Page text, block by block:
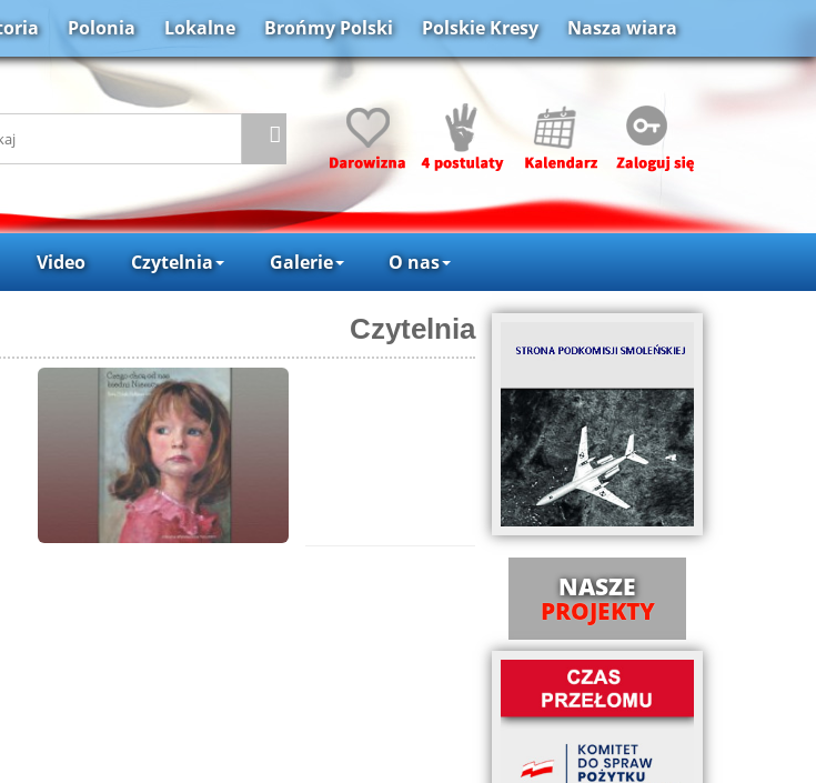
Polonia Lokalne Brońmy Polski Polskie Kresy Nasza wiara
Video Czytelnia Galerie O nas
Czytelnia
NASZE
PROJEKTY